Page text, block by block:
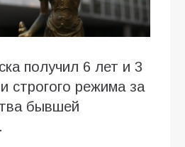
получил 6 лет и 3
строгого режима за
бывшей